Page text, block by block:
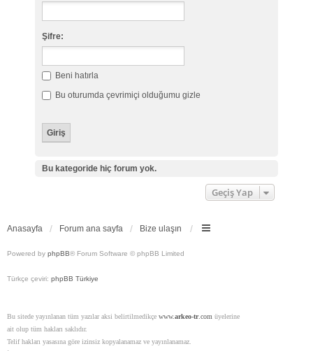
Şifre:
Beni hatırla
Bu oturumda çevrimiçi olduğumu gizle
Bu kategoride hiç forum yok.
Geçiş Yap
Anasayfa Forum ana sayfa Bize ulaşın
Powered by phpBB® Forum Software © phpBB Limited
Türkçe çeviri: phpBB Türkiye
Bu sitede yayınlanan tüm yazılar aksi belirtilmedikçe www.arkeo-tr.com üyelerine
ait olup tüm hakları saklıdır.
Telif hakları yasasına göre izinsiz kopyalanamaz ve yayınlanamaz.